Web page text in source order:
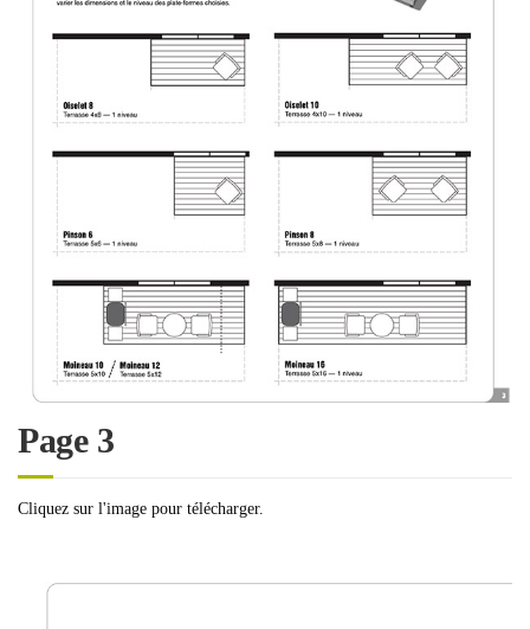
Page 3
Cliquez sur l'image pour télécharger.